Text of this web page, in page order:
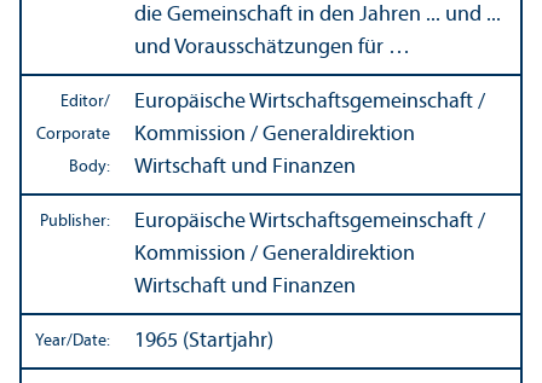
die Gemeinschaft in den Jahren ... und ...
und Vorausschätzungen für …
Editor/
Corporate
Body:
Europäische Wirtschaftsgemeinschaft /
Kommission / Generaldirektion
Wirtschaft und Finanzen
Publisher:
Europäische Wirtschaftsgemeinschaft /
Kommission / Generaldirektion
Wirtschaft und Finanzen
Year/Date: 1965 (Startjahr)